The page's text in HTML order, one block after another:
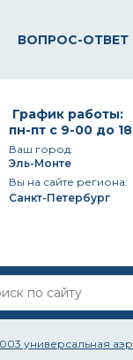
ВОПРОС-ОТВЕТ
График работы:
пн-пт с 9-00 до
Ваш город:
Эль-Монте
Вы на сайте региона:
Санкт-Петербург
универсальная